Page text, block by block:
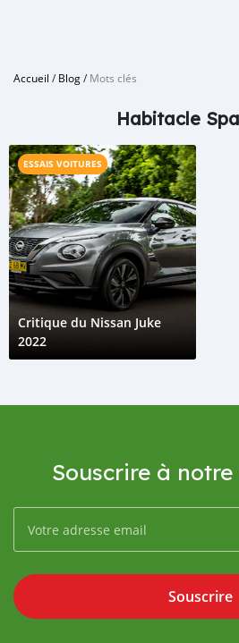
Accueil /Blog/Mots clés
Habitacle
ESSAIS VOITURES
Critique du Nissan Juke
2022
Souscrire à
Souscrire